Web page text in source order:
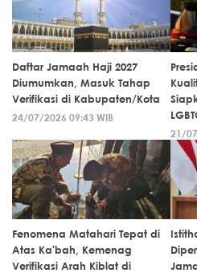
Daftar Jamaah Haji 2027
Diumumkan, Masuk Tahap
Verifikasi di Kabupaten/Kota
24/07/2026 09:43 WIB
21/
Fenomena Matahari Tepat di
Atas Ka'bah, Kemenag
Verifikasi Arah Kiblat di